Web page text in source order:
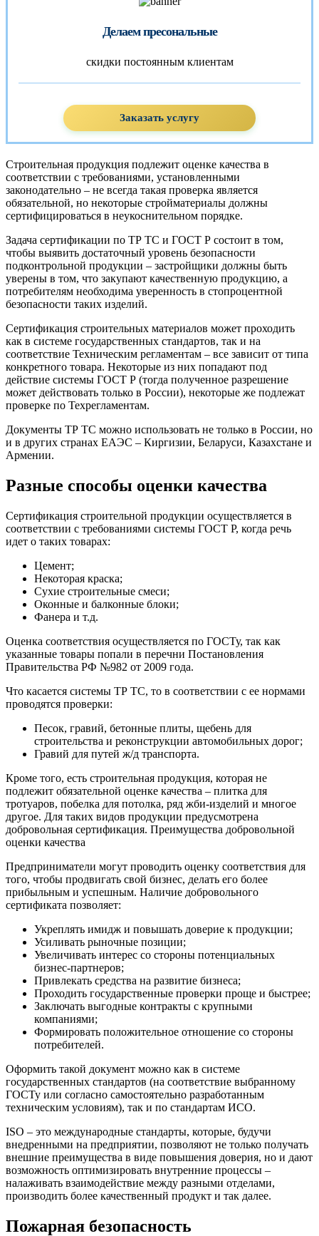
Делаем пресональные
скидки постоянным клиентам
Заказать услугу
Строительная продукция подлежит оценке качества в
соответствии с требованиями, установленными
законодательно – не всегда такая проверка является
обязательной, но некоторые стройматериалы должны
сертифицироваться в неукоснительном порядке.
Задача сертификации по ТР ТС и ГОСТ Р состоит в том,
чтобы выявить достаточный уровень безопасности
подконтрольной продукции – застройщики должны быть
уверены в том, что закупают качественную продукцию, а
потребителям необходима уверенность в стопроцентной
безопасности таких изделий.
Сертификация строительных материалов может проходить
как в системе государственных стандартов, так и на
соответствие Техническим регламентам – все зависит от типа
конкретного товара. Некоторые из них попадают под
действие системы ГОСТ Р (тогда полученное разрешение
может действовать только в России), некоторые же подлежат
проверке по Техрегламентам.
Документы ТР ТС можно использовать не только в России, но
и в других странах ЕАЭС – Киргизии, Беларуси, Казахстане и
Армении.
Разные способы оценки качества
Сертификация строительной продукции осуществляется в
соответствии с требованиями системы ГОСТ Р, когда речь
идет о таких товарах:
Цемент;
Некоторая краска;
Сухие строительные смеси;
Оконные и балконные блоки;
Фанера и т.д.
Оценка соответствия осуществляется по ГОСТу, так как
указанные товары попали в перечни Постановления
Правительства РФ №982 от 2009 года.
Что касается системы ТР ТС, то в соответствии с ее нормами
проводятся проверки:
Песок, гравий, бетонные плиты, щебень для
строительства и реконструкции автомобильных дорог;
Гравий для путей ж/д транспорта.
Кроме того, есть строительная продукция, которая не
подлежит обязательной оценке качества – плитка для
тротуаров, побелка для потолка, ряд жби-изделий и многое
другое. Для таких видов продукции предусмотрена
добровольная сертификация. Преимущества добровольной
оценки качества
Предприниматели могут проводить оценку соответствия для
того, чтобы продвигать свой бизнес, делать его более
прибыльным и успешным. Наличие добровольного
сертификата позволяет:
Укреплять имидж и повышать доверие к продукции;
Усиливать рыночные позиции;
Увеличивать интерес со стороны потенциальных
бизнес-партнеров;
Привлекать средства на развитие бизнеса;
Проходить государственные проверки проще и быстрее;
Заключать выгодные контракты с крупными
компаниями;
Формировать положительное отношение со стороны
потребителей.
Оформить такой документ можно как в системе
государственных стандартов (на соответствие выбранному
ГОСТу или согласно самостоятельно разработанным
техническим условиям), так и по стандартам ИСО.
ISO – это международные стандарты, которые, будучи
внедренными на предприятии, позволяют не только получать
внешние преимущества в виде повышения доверия, но и дают
возможность оптимизировать внутренние процессы –
налаживать взаимодействие между разными отделами,
производить более качественный продукт и так далее.
Пожарная безопасность